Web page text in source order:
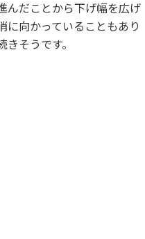
んだことから下げ幅を広げ
に向かっていることもあり
そうです。